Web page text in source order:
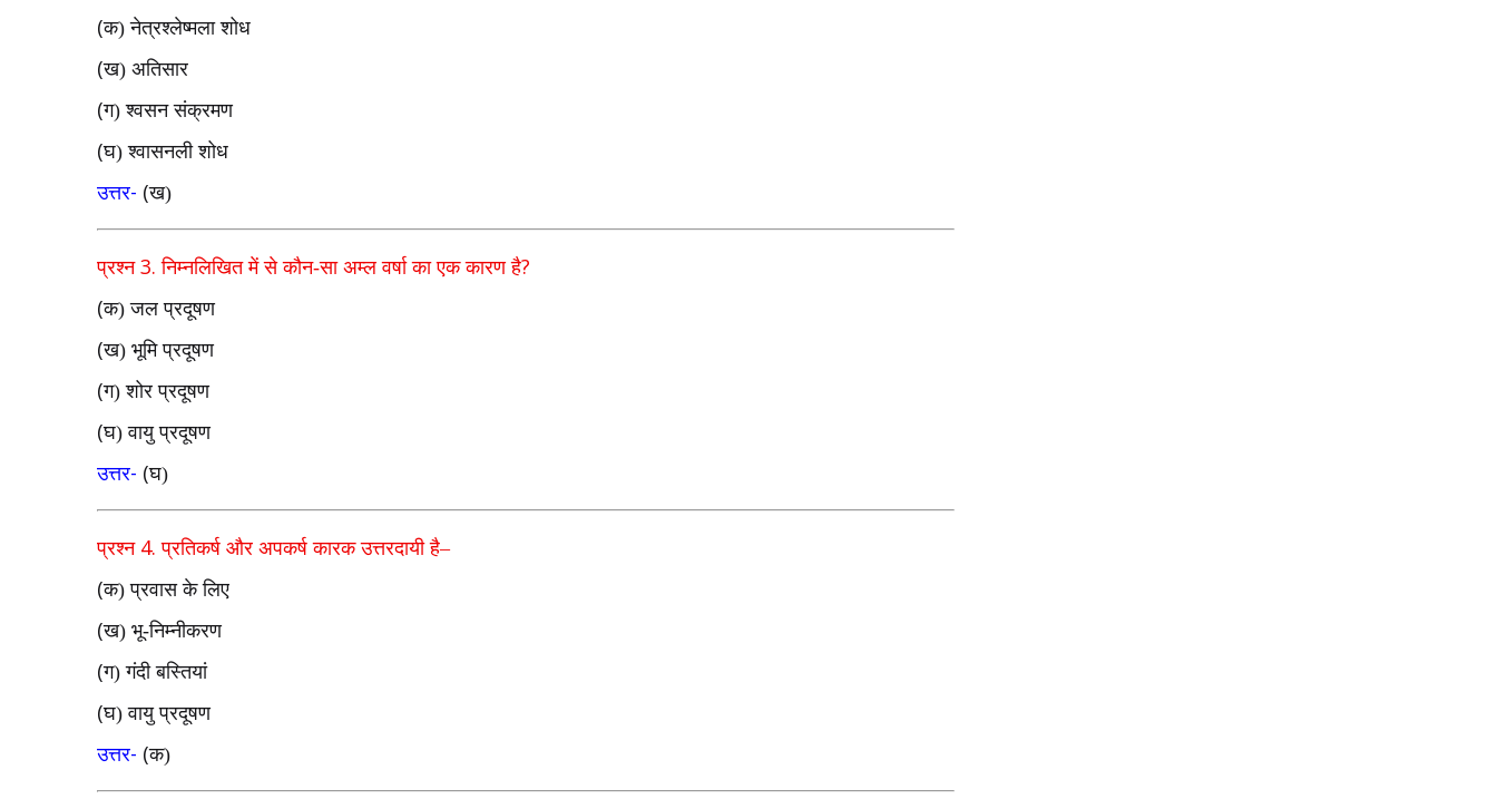
(क) नेत्रश्लेष्मला शोध
(ख) अतिसार
(ग) श्वसन संक्रमण
(घ) श्वासनली शोध
उत्तर- (ख)
प्रश्न 3.निम्नलिखित में से कौन-सा अम्ल वर्षा का एक कारण है?
(क) जल प्रदूषण
(ख) भूमि प्रदूषण
(ग) शोर प्रदूषण
(घ) वायु प्रदूषण
उत्तर- (घ)
प्रश्न 4.प्रतिकर्ष और अपकर्ष कारक उत्तरदायी है–
(क) प्रवास के लिए
(ख) भू-निम्नीकरण
(ग) गंदी बस्तियां
(घ) वायु प्रदूषण
उत्तर- (क)